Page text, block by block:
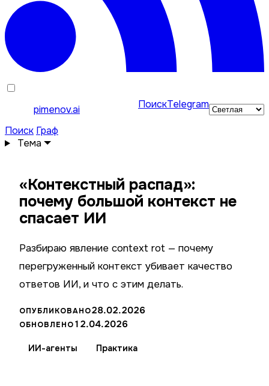
pimenov.ai ПоискTelegram
Поиск Граф
Тема
«Контекстный распад»:
почему большой контекст не
спасает ИИ
Разбираю явление context rot — почему
перегруженный контекст убивает качество
ответов ИИ, и что с этим делать.
ОПУБЛИКОВАНО28.02.2026
ОБНОВЛЕНО12.04.2026
ИИ-агенты Практика